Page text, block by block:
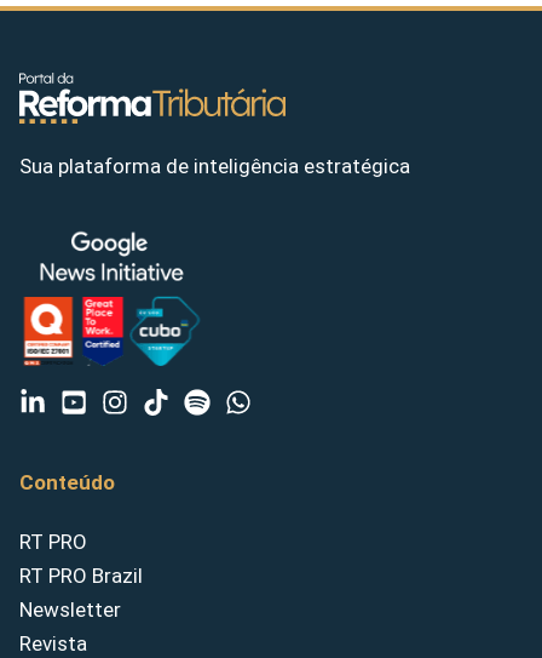
Sua plataforma de inteligência estratégica
Conteúdo
RT PRO
RT PRO Brazil
Newsletter
Revista